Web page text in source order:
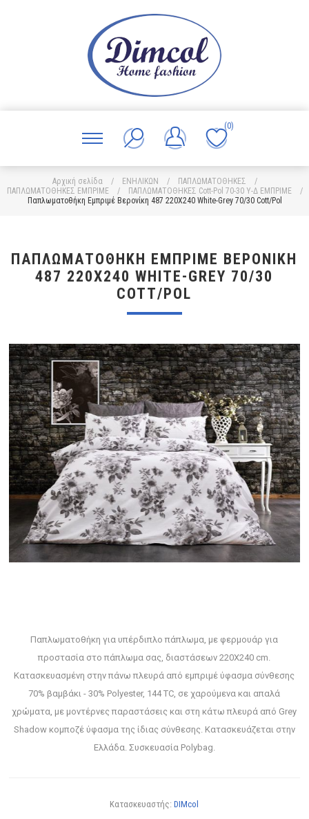
(0)
Αρχική σελίδα / ΕΝΗΛΙΚΩΝ / ΠΑΠΛΩΜΑΤΟΘΗΚΕΣ
/
ΠΑΠΛΩΜΑΤΟΘΗΚΕΣ ΕΜΠΡΙΜΕ
/ ΠΑΠΛΩΜΑΤΟΘΗΚΕΣ Cott-Pol 70-30 Υ-Δ ΕΜΠΡΙΜΕ
/
Παπλωματοθήκη Εμπριμέ Βερονίκη 487 220X240 White-Grey 70/30 Cott/Pol
ΠΑΠΛΩΜΑΤΟΘΉΚΗ ΕΜΠΡΙΜΈ ΒΕΡΟΝΊΚΗ
487 220X240 WHITE-GREY 70/30
COTT/POL
Παπλωματοθήκη για υπέρδιπλο πάπλωμα, με φερμουάρ για
προστασία στο πάπλωμα σας, διαστάσεων 220X240 cm.
Κατασκευασμένη στην πάνω πλευρά από εμπριμέ ύφασμα σύνθεσης
70% βαμβάκι - 30% Polyester, 144 TC, σε χαρούμενα και απαλά
χρώματα, με μοντέρνες παραστάσεις και στη κάτω πλευρά από Grey
Shadow κομποζέ ύφασμα της ίδιας σύνθεσης. Κατασκευάζεται στην
Ελλάδα. Συσκευασία Polybag.
Κατασκευαστής: DIMcol